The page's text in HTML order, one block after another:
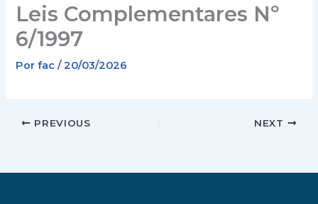
Leis Complementares Nº
6/1997
Porfac/20/03/2026
PREVIOUS NEXT